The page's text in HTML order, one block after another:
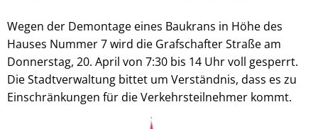
Wegen der Demontage eines Baukrans in Höhe des
Hauses Nummer 7 wird die Grafschafter Straße am
Donnerstag, 20. April von 7:30 bis 14 Uhr voll gesperrt.
Die Stadtverwaltung bittet um Verständnis, dass es zu
Einschränkungen für die Verkehrsteilnehmer kommt.